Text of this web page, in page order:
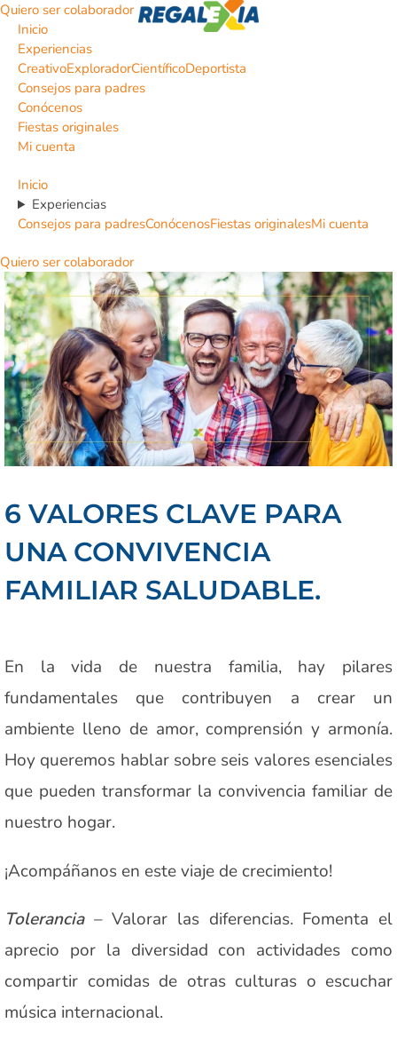
Quiero ser colaborador
Inicio
Experiencias
CreativoExploradorCientíficoDeportista
Consejos para padres
Conócenos
Fiestas originales
Mi cuenta
Inicio
Experiencias
Consejos para padresConócenosFiestas originalesMi cuenta
Quiero ser colaborador
6 VALORES CLAVE PARA
UNA CONVIVENCIA
FAMILIAR SALUDABLE.
En la vida de nuestra familia, hay pilares
fundamentales que contribuyen a crear un
ambiente lleno de amor, comprensión y armonía.
Hoy queremos hablar sobre seis valores esenciales
que pueden transformar la convivencia familiar de
nuestro hogar.
¡Acompáñanos en este viaje de crecimiento!
Tolerancia– Valorar las diferencias. Fomenta el
aprecio por la diversidad con actividades como
compartir comidas de otras culturas o escuchar
música internacional.